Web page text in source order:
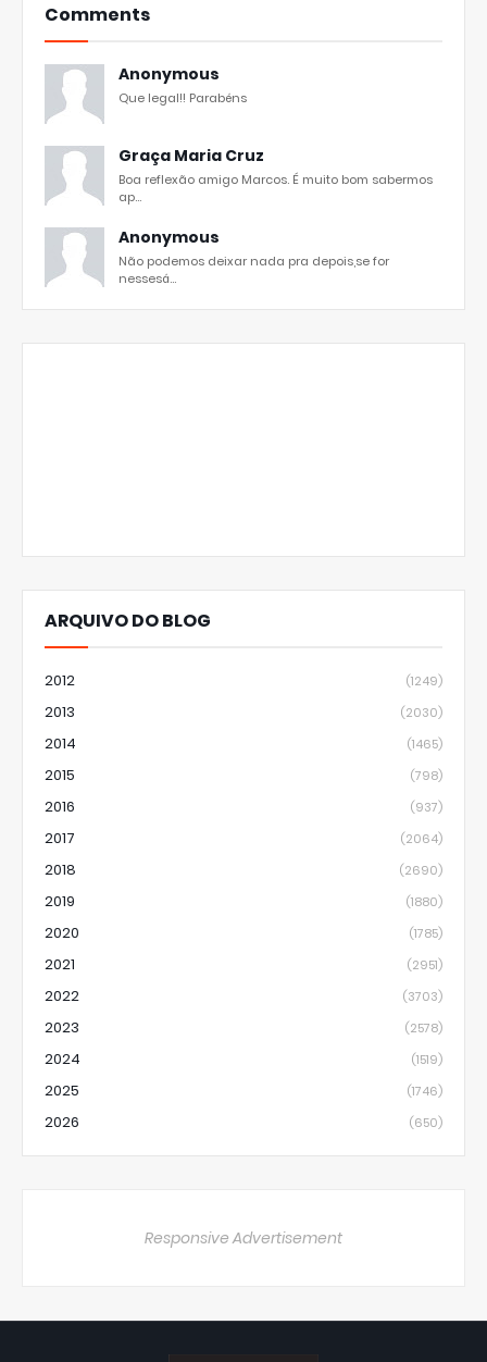
Comments
Anonymous
Que legal!! Parabéns
Graça Maria Cruz
Boa reflexão amigo Marcos. É muito bom sabermos
ap...
Anonymous
Não podemos deixar nada pra depois,se for
nessesá...
ARQUIVO DO BLOG
2012 (1249)
2013 (2030)
2014 (1465)
2015 (798)
2016 (937)
2017 (2064)
2018 (2690)
2019 (1880)
2020 (1785)
2021 (2951)
2022 (3703)
2023 (2578)
2024 (1519)
2025 (1746)
2026 (650)
Responsive Advertisement